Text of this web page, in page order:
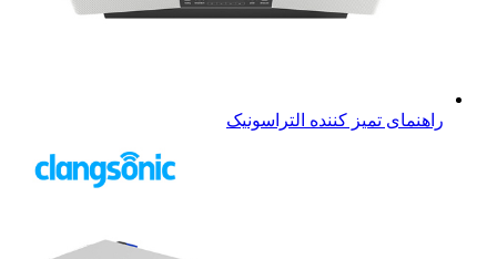
راهنمای تمیز کننده التراسونیک